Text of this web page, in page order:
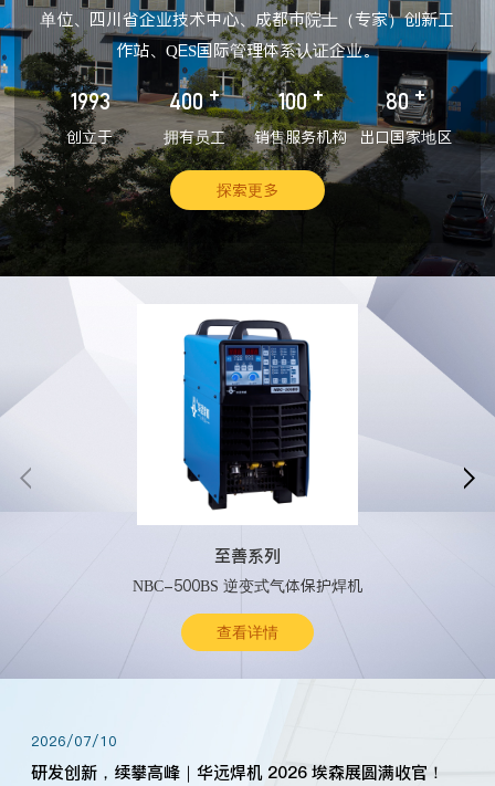
单位、四川省企业技术中心、成都市院士（专家）创新工
作站、QES国际管理体系认证企业。
1993
创立于
400 +
拥有员工
100 +
销售服务机构
80 +
出口国家地区
探索更多
至善系列
NBC-500BS 逆变式气体保护焊机
查看详情
 
2026/07/10
研发创新，续攀高峰｜华远焊机 2026 埃森展圆满收官！